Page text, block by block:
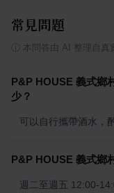
常見問題
本問答由 AI 整理自真
P&P HOUSE 義式鄉
少？
可以自行攜帶酒水，
P&P HOUSE 義式鄉
週二至週五 12:00-